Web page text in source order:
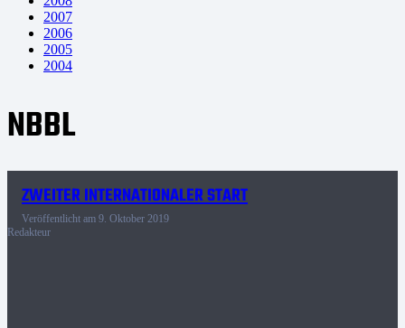
2007
2006
2005
2004
NBBL
ZWEITER INTERNATIONALER START
Veröffentlicht am 9. Oktober 2019
Redakteur